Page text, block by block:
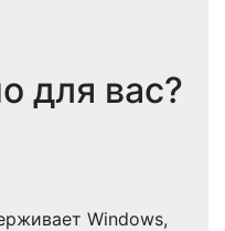
для вас?
Windows,